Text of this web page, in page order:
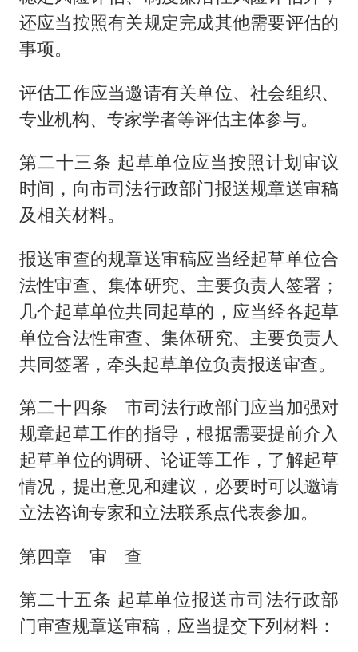
还应当按照有关规定完成其他需要评估的
事项。
评估工作应当邀请有关单位、社会组织、
专业机构、专家学者等评估主体参与。
第二十三条 起草单位应当按照计划审议
时间，向市司法行政部门报送规章送审稿
及相关材料。
报送审查的规章送审稿应当经起草单位合
法性审查、集体研究、主要负责人签署；
几个起草单位共同起草的，应当经各起草
单位合法性审查、集体研究、主要负责人
共同签署，牵头起草单位负责报送审查。
第二十四条 市司法行政部门应当加强对
规章起草工作的指导，根据需要提前介入
起草单位的调研、论证等工作，了解起草
情况，提出意见和建议，必要时可以邀请
立法咨询专家和立法联系点代表参加。
第四章 审 查
第二十五条 起草单位报送市司法行政部
门审查规章送审稿，应当提交下列材料：